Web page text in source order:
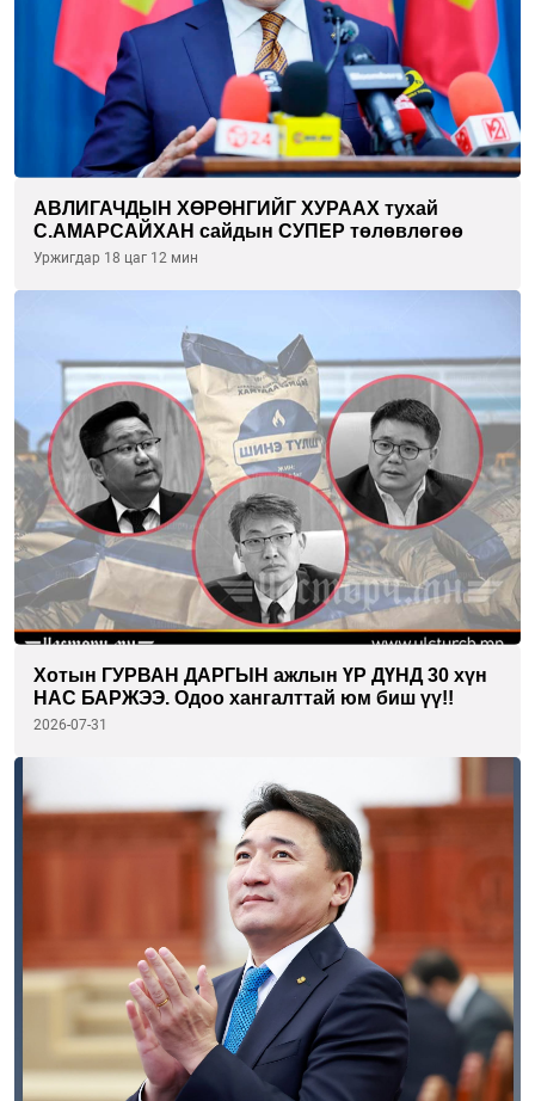
АВЛИГАЧДЫН ХӨРӨНГИЙГ ХУРААХ тухай
С.АМАРСАЙХАН сайдын СУПЕР төлөвлөгөө
Уржигдар 18 цаг 12 мин
Хотын ГУРВАН ДАРГЫН ажлын ҮР ДҮНД 30 хүн
НАС БАРЖЭЭ. Одоо хангалттай юм биш үү!!
2026-07-31